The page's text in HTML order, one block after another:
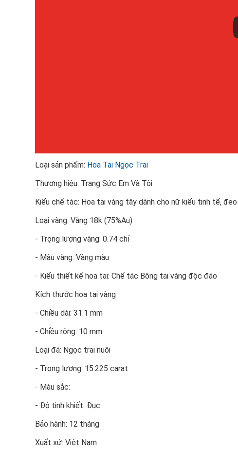
Loại sản phẩm: Hoa Tai Ngọc Trai
Thương hiệu: Trang Sức Em Và Tôi
Kiểu chế tác: Hoa tai vàng tây dành cho nữ kiểu tinh tế,
Loại vàng: Vàng 18k (75%Au)
- Trọng lượng vàng: 0.74 chỉ
- Màu vàng: Vàng màu
- Kiểu thiết kế hoa tai: Chế tác Bông tai vàng độc đáo
Kích thước hoa tai vàng
- Chiều dài: 31.1 mm
- Chiều rộng: 10 mm
Loại đá: Ngọc trai nuôi
- Trọng lượng: 15.225 carat
- Màu sắc:
- Độ tinh khiết: Đục
Bảo hành: 12 tháng
Xuất xứ: Việt Nam